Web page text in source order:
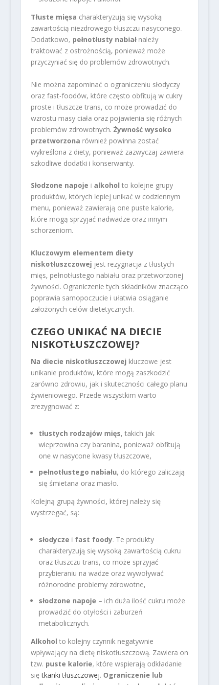
Tłuste mięsa charakteryzują się wysoką
zawartością niezdrowego tłuszczu nasyconego.
Dodatkowo, pełnotłusty nabiałnależy
traktować z ostrożnością, ponieważ może
przyczyniać się do problemów zdrowotnych.
Nie można zapominać o ograniczeniu słodyczy
oraz fast-foodów, które często obfitują w cukry
proste i tłuszcze trans, co może prowadzić do
wzrostu masy ciała oraz pojawienia się różnych
problemów zdrowotnych. Żywność wysoko
przetworzona również powinna zostać
wykreślona z diety, ponieważ zazwyczaj zawiera
szkodliwe dodatki i konserwanty.
Słodzone napoje i alkohol to kolejne grupy
produktów, których lepiej unikać w codziennym
menu, ponieważ zawierają one puste kalorie,
które mogą sprzyjać nadwadze oraz innym
schorzeniom.
Kluczowym elementem diety
niskotłuszczowej jest rezygnacja z tłustych
mięs, pełnotłustego nabiału oraz przetworzonej
żywności. Ograniczenie tych składników znacząco
poprawia samopoczucie i ułatwia osiąganie
założonych celów dietetycznych.
CZEGO UNIKAĆ NA DIECIE
NISKOTŁUSZCZOWEJ?
Na diecie niskotłuszczowej kluczowe jest
unikanie produktów, które mogą zaszkodzić
zarówno zdrowiu, jak i skuteczności całego planu
żywieniowego. Przede wszystkim warto
zrezygnować z:
tłustych rodzajów mięs, takich jak
wieprzowina czy baranina, ponieważ obfitują
one w nasycone kwasy tłuszczowe,
pełnotłustego nabiału, do którego zaliczają
się śmietana oraz masło.
Kolejną grupą żywności, której należy się
wystrzegać, są:
słodycze i fast foody. Te produkty
charakteryzują się wysoką zawartością cukru
oraz tłuszczu trans, co może sprzyjać
przybieraniu na wadze oraz wywoływać
różnorodne problemy zdrowotne,
słodzone napoje – ich duża ilość cukru może
prowadzić do otyłości i zaburzeń
metabolicznych.
Alkohol to kolejny czynnik negatywnie
wpływający na dietę niskotłuszczową. Zawiera on
tzw. puste kalorie, które wspierają odkładanie
siętkanki tłuszczowej. Ograniczenie lub